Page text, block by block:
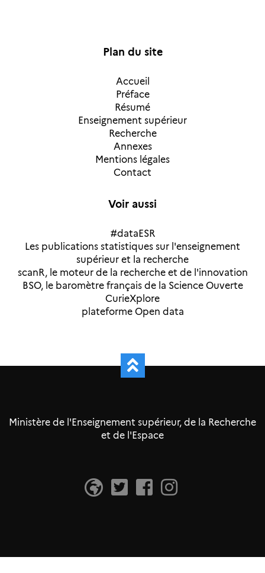
Plan du site
Accueil
Préface
Résumé
Enseignement supérieur
Recherche
Annexes
Mentions légales
Contact
Voir aussi
#dataESR
Les publications statistiques sur l'enseignement
supérieur et la recherche
scanR, le moteur de la recherche et de l'innovation
BSO, le baromètre français de la Science Ouverte
CurieXplore
plateforme Open data
Ministère de l'Enseignement supérieur, de la Recherche
et de l'Espace